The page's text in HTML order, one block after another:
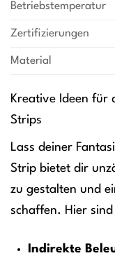
Betriebstemperatur
Zertifizierungen
Material
Kreative Ideen für
Strips
Lass deiner
Strip bietet dir
zu gestalten und
schaffen. Hier
Indirekte